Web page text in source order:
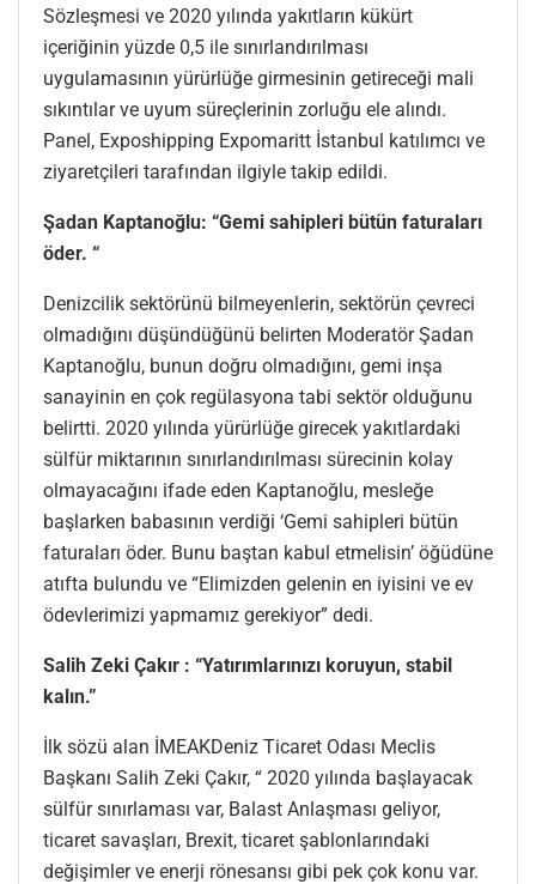
Sözleşmesi ve 2020 yılında yakıtların kükürt
içeriğinin yüzde 0,5 ile sınırlandırılması
uygulamasının yürürlüğe girmesinin getireceği mali
sıkıntılar ve uyum süreçlerinin zorluğu ele alındı.
Panel, Exposhipping Expomaritt İstanbul katılımcı ve
ziyaretçileri tarafından ilgiyle takip edildi.
Şadan Kaptanoğlu: “Gemi sahipleri bütün faturaları
öder. “
Denizcilik sektörünü bilmeyenlerin, sektörün çevreci
olmadığını düşündüğünü belirten Moderatör Şadan
Kaptanoğlu, bunun doğru olmadığını, gemi inşa
sanayinin en çok regülasyona tabi sektör olduğunu
belirtti. 2020 yılında yürürlüğe girecek yakıtlardaki
sülfür miktarının sınırlandırılması sürecinin kolay
olmayacağını ifade eden Kaptanoğlu, mesleğe
başlarken babasının verdiği ‘Gemi sahipleri bütün
faturaları öder. Bunu baştan kabul etmelisin’ öğüdüne
atıfta bulundu ve “Elimizden gelenin en iyisini ve ev
ödevlerimizi yapmamız gerekiyor” dedi.
Salih Zeki Çakır : “Yatırımlarınızı koruyun, stabil
kalın.”
İlk sözü alan İMEAKDeniz Ticaret Odası Meclis
Başkanı Salih Zeki Çakır, “ 2020 yılında başlayacak
sülfür sınırlaması var, Balast Anlaşması geliyor,
ticaret savaşları, Brexit, ticaret şablonlarındaki
değişimler ve enerji rönesansı gibi pek çok konu var.